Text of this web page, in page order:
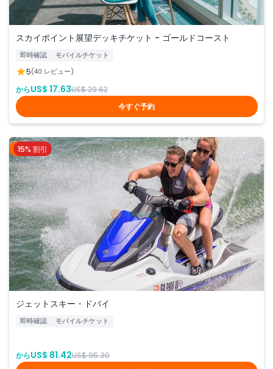
スカイポイント展望デッキチケット - ゴールドコースト
即時確認 モバイルチケット
5(40 レビュー)
からUS$ 17.63US$ 29.62
今すぐ予約
ドバイ
15% 割引
ジェットスキー・ドバイ
即時確認 モバイルチケット
からUS$ 81.42US$ 95.30